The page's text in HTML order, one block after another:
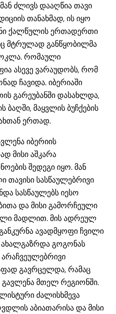
ძლივს დააღწია თავი
თანახმად, ის იყო
ქალწულის ერთადერთი
მტრულად განწყობილმა
რომაული
ასევე ვარაუდობს, რომ
ჩავიდა. იბერიაში
გარეუბანში დასახლდა,
ბაღში, მაყვლის ბუჩქების
ერთად.
იბერიის
მისი აშკარა
შედეგი იყო. მან
თავისი სასწაულებრივი
სასწაულებს იესო
და მისი გამორჩეული
მადლით. მის ადრეულ
ავადმყოფი ჩვილი
გოგონას
გავრცელდა, რამაც
გავლენა მთელ რეგიონში.
ძალისხმევა
აბიათარისა და მისი